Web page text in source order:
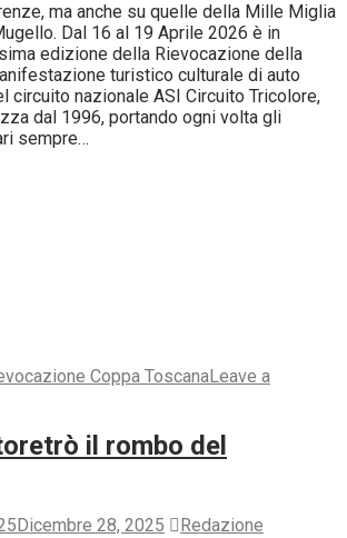
ma anche su quelle della Mille Miglia
Dal 16 al 19 Aprile 2026 è in
edizione della Rievocazione della
turistico culturale di auto
circuito nazionale ASI Circuito Tricolore,
dal 1996, portando ogni volta gli
sempre…
Coppa ToscanaLeave a
il rombo del
Dicembre 28, 2025 Redazione